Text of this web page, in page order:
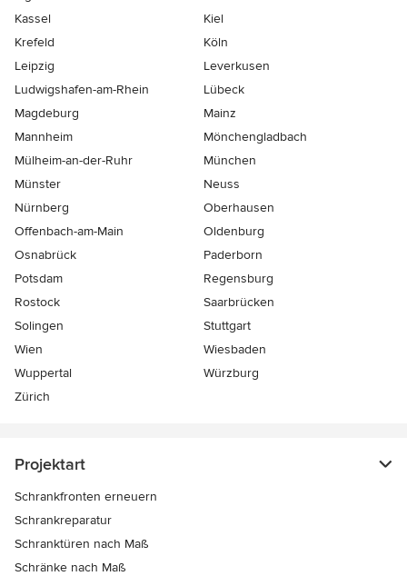
Kassel
Kiel
Krefeld
Köln
Leipzig
Leverkusen
Ludwigshafen-am-Rhein
Lübeck
Magdeburg
Mainz
Mannheim
Mönchen­gladbach
Mülheim-an-der-Ruhr
München
Münster
Neuss
Nürnberg
Oberhausen
Offenbach-am-Main
Oldenburg
Osnabrück
Paderborn
Potsdam
Regensburg
Rostock
Saarbrücken
Solingen
Stuttgart
Wien
Wiesbaden
Wuppertal
Würzburg
Zürich
Projektart
Schrankfronten erneuern
Schrankreparatur
Schranktüren nach Maß
Schränke nach Maß